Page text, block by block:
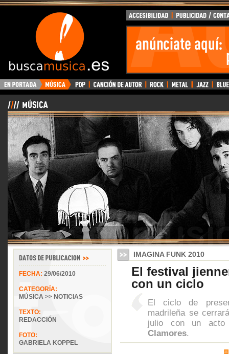
BuscaMusica.es
FECHA: 29/06/2010
CATEGORÍA:
MÚSICA >> NOTICIAS
TEXTO:
REDACCIÓN
FOTO:
GABRIELA KOPPEL
IMAGINA FUNK 2010
El festival
con un ciclo
El ciclo de
madrileña se
julio con un acto
Clamores.